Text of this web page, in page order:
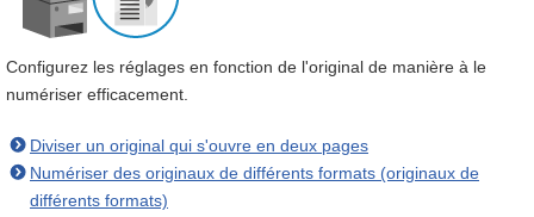
Configurez les réglages en fonction de l'original de manière à le
numériser efficacement.
Diviser un original qui s'ouvre en deux pages
Numériser des originaux de différents formats (originaux de
différents formats)